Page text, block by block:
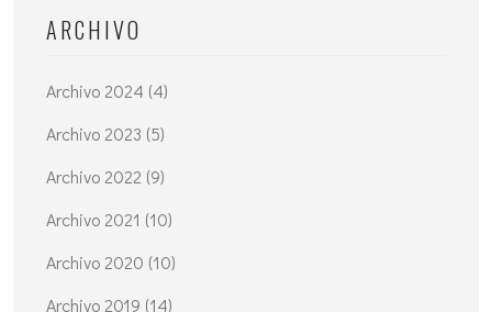
ARCHIVO
Archivo 2024 (4)
Archivo 2023 (5)
Archivo 2022 (9)
Archivo 2021 (10)
Archivo 2020 (10)
Archivo 2019 (14)